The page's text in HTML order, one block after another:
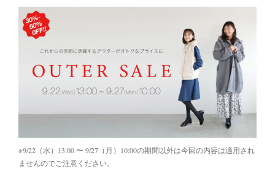
※9/22（水）13:00 〜 9/27（月）10:00の期間以外は今回の内容は適用され
ませんのでご注意ください。